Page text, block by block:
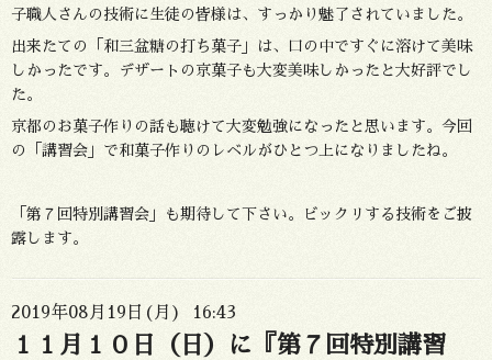
子職人さんの技術に生徒の皆様は、すっかり魅了されていました。
出来たての「和三盆糖の打ち菓子」は、口の中ですぐに溶けて美味
しかったです。デザートの京菓子も大変美味しかったと大好評でし
た。
京都のお菓子作りの話も聴けて大変勉強になったと思います。今回
の「講習会」で和菓子作りのレベルがひとつ上になりましたね。
「第７回特別講習会」も期待して下さい。ビックリする技術をご披
露します。
2019年08月19日(月) 16:43
１１月１０日（日）に『第７回特別講習